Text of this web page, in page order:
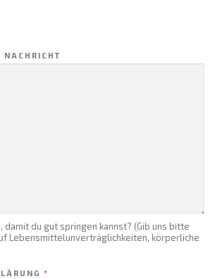
NACHRICHT
damit du gut springen kannst? (Gib uns bitte
Lebensmittelunverträglichkeiten, körperliche
*